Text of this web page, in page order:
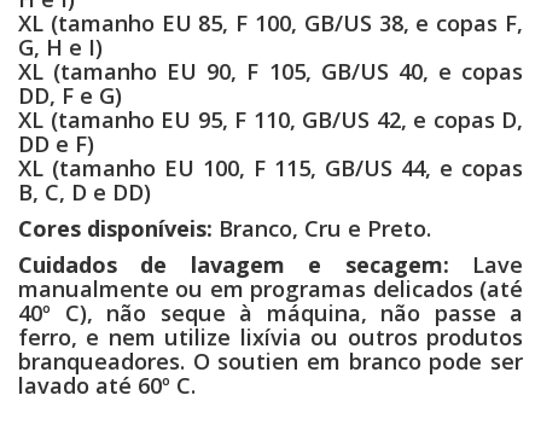
XL (tamanho EU 85, F 100, GB/US 38, e copas F,
G, H e I)
XL (tamanho EU 90, F 105, GB/US 40, e copas
DD, F e G)
XL (tamanho EU 95, F 110, GB/US 42, e copas D,
DD e F)
XL (tamanho EU 100, F 115, GB/US 44, e copas
B, C, D e DD)
Cores disponíveis: Branco, Cru e Preto.
Cuidados de lavagem e secagem: Lave
manualmente ou em programas delicados (até
40º C), não seque à máquina, não passe a
ferro, e nem utilize lixívia ou outros produtos
branqueadores. O soutien em branco pode ser
lavado até 60º C.